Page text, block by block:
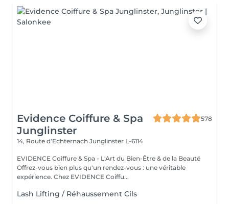
Evidence Coiffure & Spa
Junglinster
578
14, Route d‘Echternach Junglinster L-6114
EVIDENCE Coiffure & Spa - L'Art du Bien-Être & de la Beauté
Offrez-vous bien plus qu'un rendez-vous : une véritable
expérience. Chez EVIDENCE Coiffu...
Lash Lifting / Réhaussement Cils